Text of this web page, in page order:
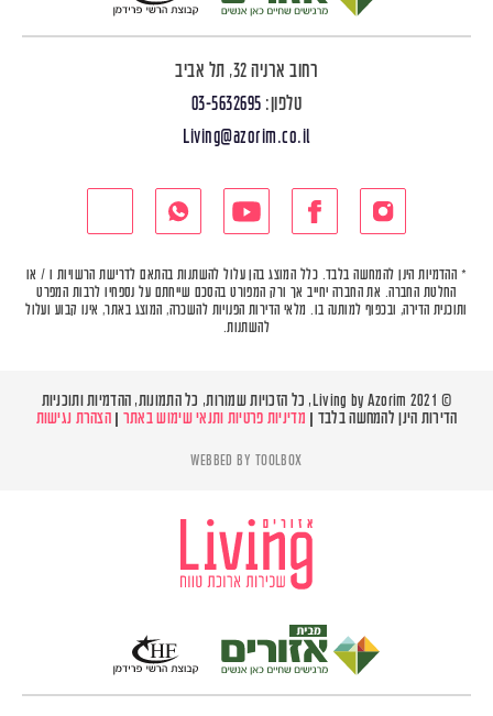
רחוב ארניה 32, תל אביב
טלפון: 03-5632695
Living@azorim.co.il
* ההדמיות הינן להמחשה בלבד. כלל המוצג בהן עלול להשתנות בהתאם לדרישת הרשויות ו / או
החלטת החברה. את החברה יחייב אך ורק המפורט בהסכם שייחתם על נספחיו לרבות המפרט
ותוכנית הדירה, ובכפוף למותנה בו. מלאי הדירות הפנויות להשכרה, המוצג באתר, אינו קבוע ועלול
להשתנות.
© Living by Azorim 2021, כל הזכויות שמורות, כל התמונות, ההדמיות ותוכניות
הדירות הינן להמחשה בלבד |
מדיניות פרטיות ותנאי שימוש באתר הצהרת נגישות
WEBBED BY TOOLBOX